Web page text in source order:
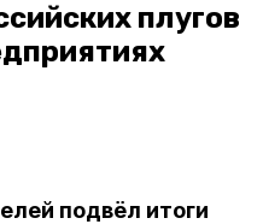
плугов
подвёл итоги